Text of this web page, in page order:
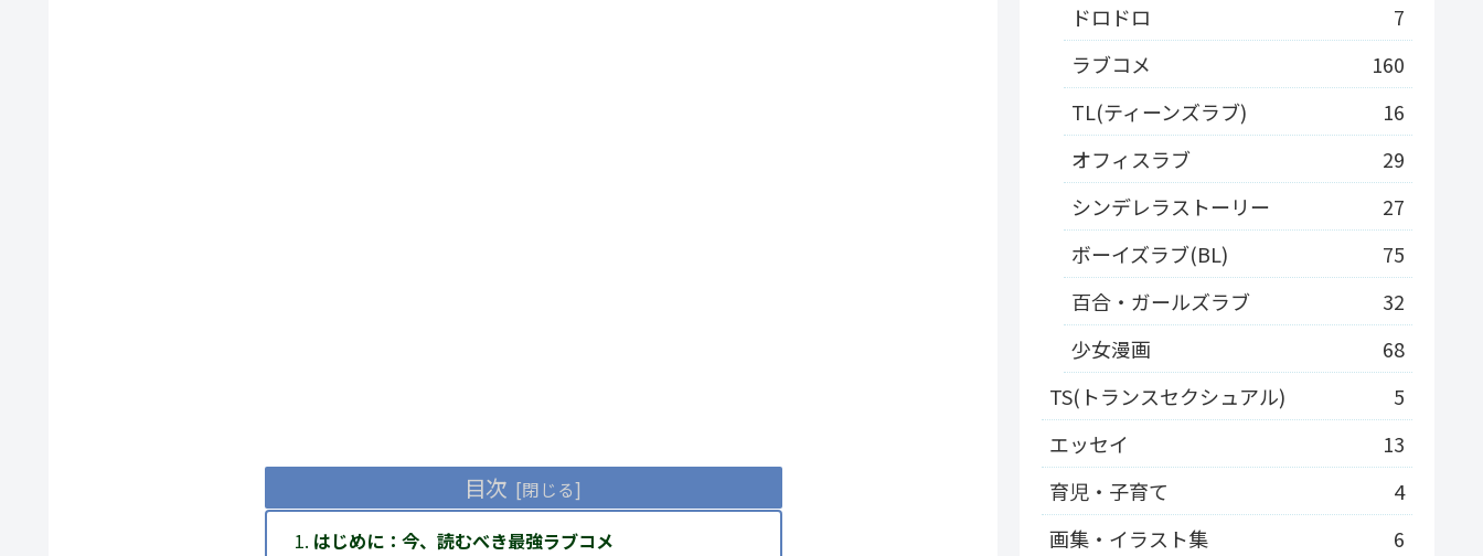
目次
はじめに：今、読むべき最強ラブコメ
ドロドロ
7
ラブコメ
160
TL(ティーンズラブ)
16
オフィスラブ
29
シンデレラストーリー
27
ボーイズラブ(BL)
75
百合・ガールズラブ
32
少女漫画
68
TS(トランスセクシュアル)
5
エッセイ
13
育児・子育て
4
画集・イラスト集
6